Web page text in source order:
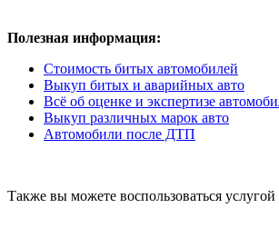
Полезная информация:
Стоимость битых автомобилей
Выкуп битых и аварийных авто
Всё об оценке и экспертизе
Выкуп различных марок авто
Автомобили после ДТП
Также вы можете воспользоваться услугой